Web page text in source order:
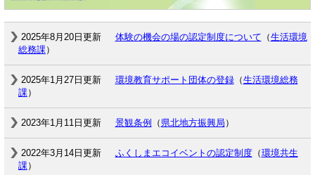
2025年8月20日更新 体験の機会の場の認定制度について （生活環境
総務課）
2025年1月27日更新 環境教育サポート団体の登録（生活環境総務
課）
2023年1月11日更新 景観条例 （ 県北地方振興局 ）
2022年3月14日更新 ふくしまエコイベントの認定制度（環境共生
課）